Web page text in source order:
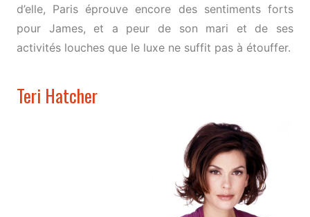
d’elle, Paris éprouve encore des sentiments forts
pour James, et a peur de son mari et de ses
activités louches que le luxe ne suffit pas à étouffer.
Teri Hatcher